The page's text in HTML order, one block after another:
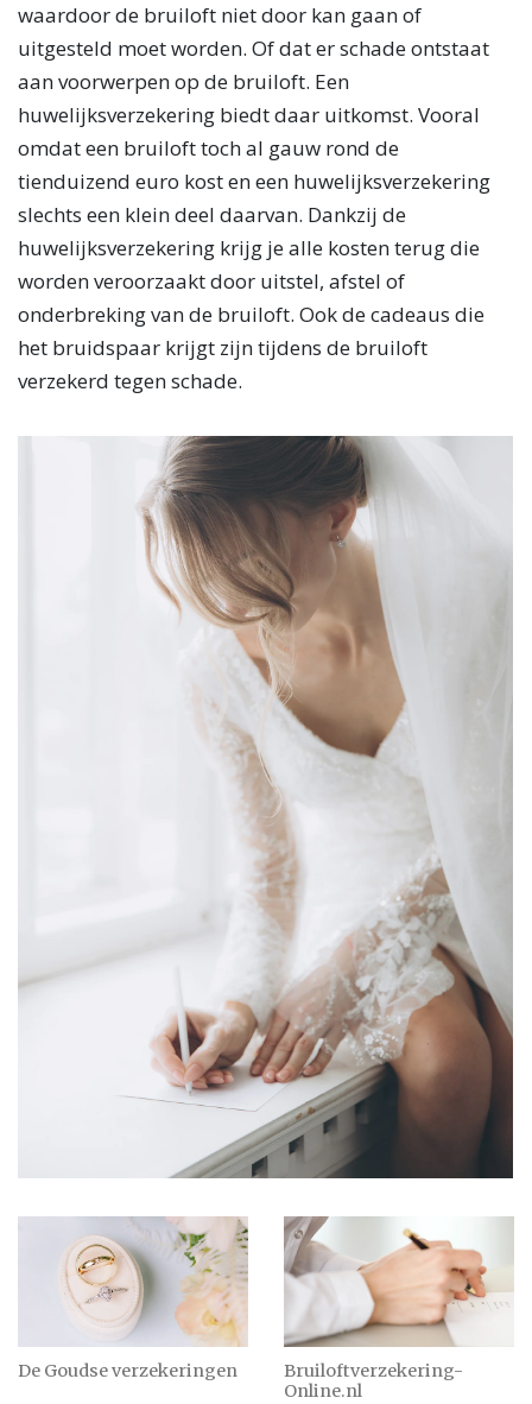
waardoor de bruiloft niet door kan gaan of
uitgesteld moet worden. Of dat er schade ontstaat
aan voorwerpen op de bruiloft. Een
huwelijksverzekering biedt daar uitkomst. Vooral
omdat een bruiloft toch al gauw rond de
tienduizend euro kost en een huwelijksverzekering
slechts een klein deel daarvan. Dankzij de
huwelijksverzekering krijg je alle kosten terug die
worden veroorzaakt door uitstel, afstel of
onderbreking van de bruiloft. Ook de cadeaus die
het bruidspaar krijgt zijn tijdens de bruiloft
verzekerd tegen schade.
De Goudse verzekeringen
Bruiloftverzekering-
Online.nl